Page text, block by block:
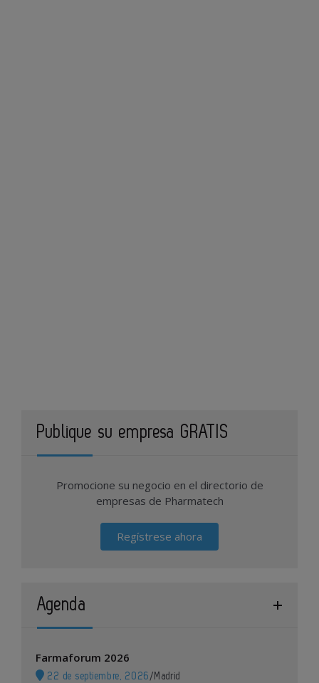
Publique su empresa GRATIS
Promocione su negocio en el directorio de
empresas de Pharmatech
Regístrese ahora
Agenda
Farmaforum 2026
22 de septiembre, 2026 / Madrid